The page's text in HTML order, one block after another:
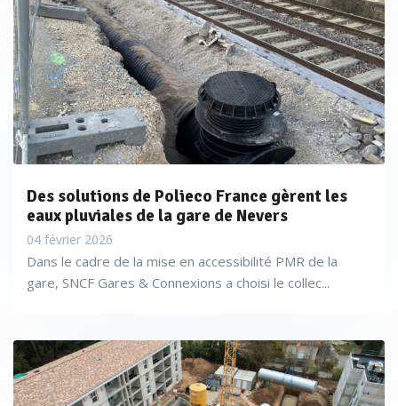
Des solutions de Polieco France gèrent les
eaux pluviales de la gare de Nevers
04 février 2026
Dans le cadre de la mise en accessibilité PMR de la
gare, SNCF Gares & Connexions a choisi le collec...